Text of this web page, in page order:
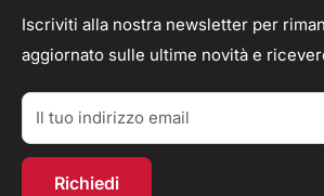
Feedback
Parlano di Noi
Acquisti TAX-FREE
Privacy Policy
Resi/Rimborsi
Contatti
Account personale
Programma fedeltà
Recesso dal contratto
Iscriviti alla nostra newsletter per
aggiornato sulle ultime novità e
Il tuo indirizzo email
Richiedi